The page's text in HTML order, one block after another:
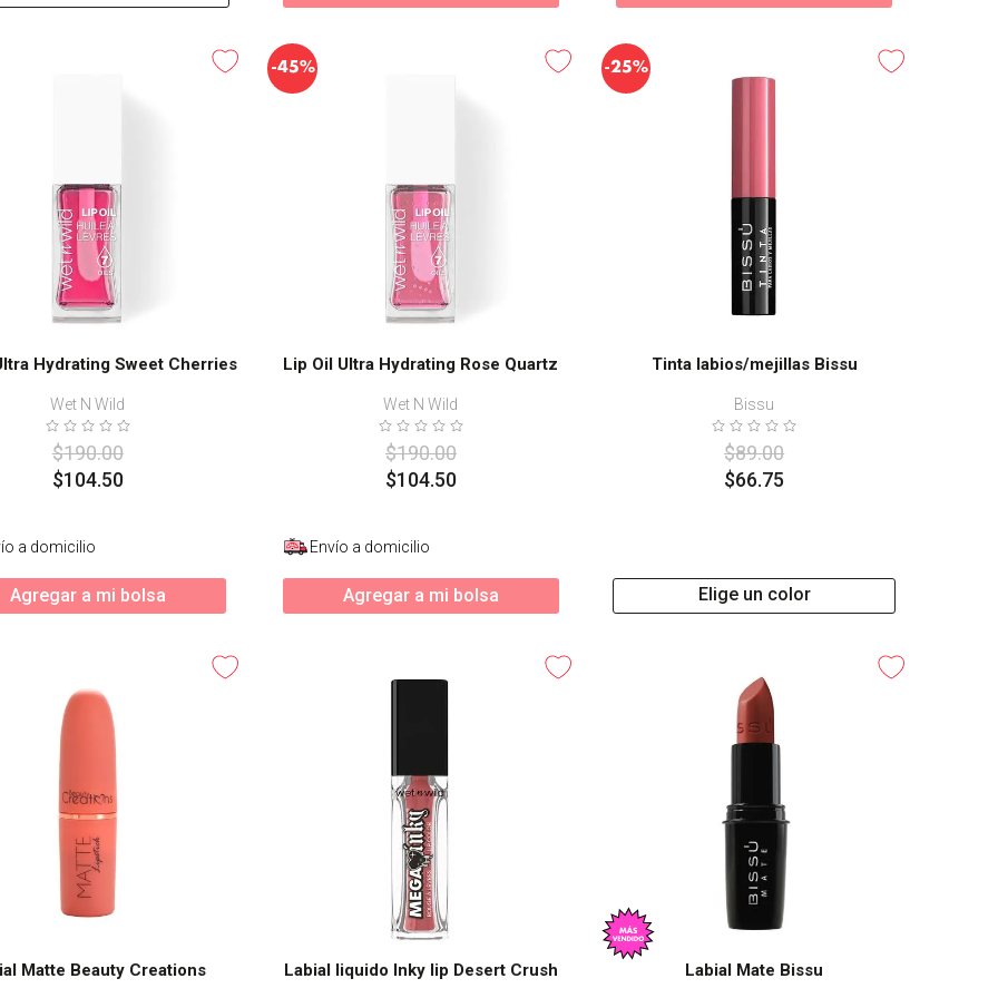
Hydrating Sweet Cherries
Wet N Wild
$190.00
$104.50
a domicilio
Agregar a mi bolsa
-45%
Lip Oil Ultra Hydrating Rose Quartz
Wet N Wild
$190.00
$104.50
Envío a domicilio
Agregar a mi bolsa
-25%
Tinta labios/mejillas Bissu
Bissu
$89.00
$66.75
Elige un color
Matte Beauty Creations Labial liquido Inky lip Desert Crush Labial Mate Bissu